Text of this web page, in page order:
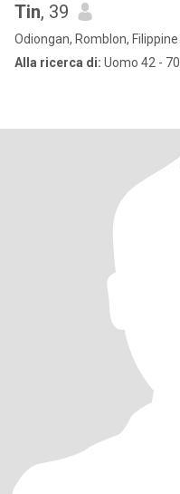
Tin, 39
Odiongan, Romblon, Filippine
Alla ricerca di: Uomo 42 - 70